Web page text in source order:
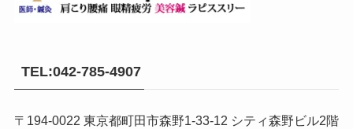
TEL:042-785-4907
〒194-0022 東京都町田市森野1-33-12 シティ森野ビル2階